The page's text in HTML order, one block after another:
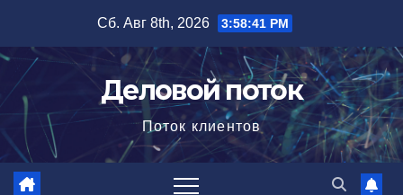
содержимому
Сб. Авг 8th, 2026 3:58:42 PM
Деловой поток
Поток клиентов